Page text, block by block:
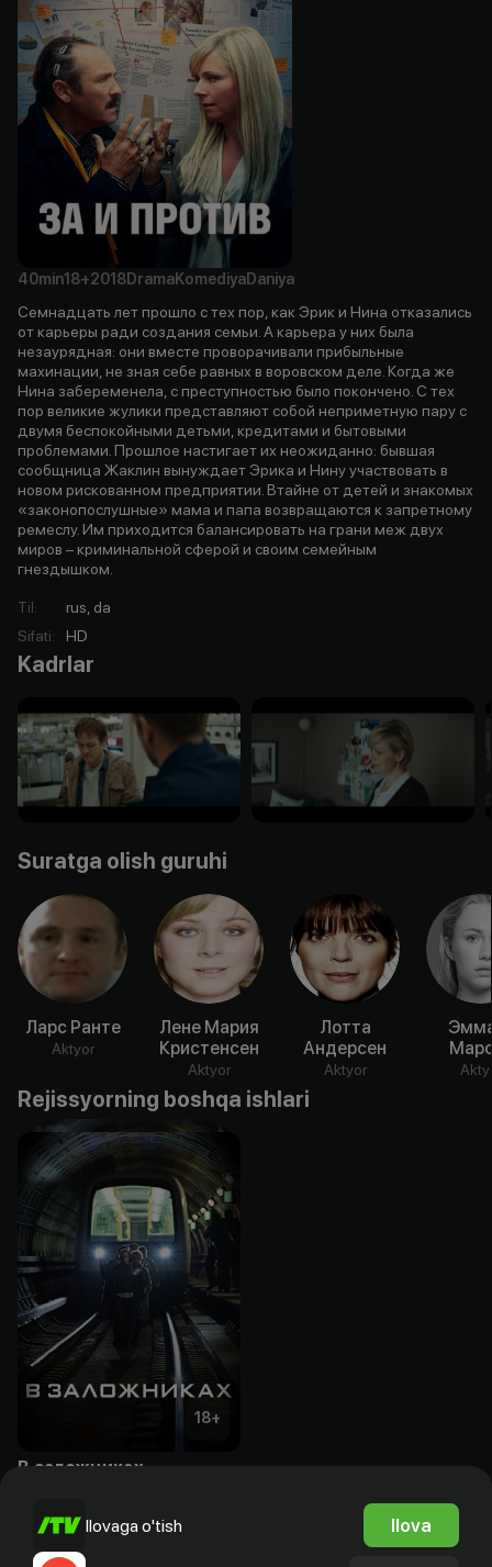
40min18+2018DramaKomediyaDaniya
Семнадцать лет прошло с тех пор, как Эрик и Нина отказались
от карьеры ради создания семьи. А карьера у них была
незаурядная: они вместе проворачивали прибыльные
махинации, не зная себе равных в воровском деле. Когда же
Нина забеременела, с преступностью было покончено. С тех
пор великие жулики представляют собой неприметную пару с
двумя беспокойными детьми, кредитами и бытовыми
проблемами. Прошлое настигает их неожиданно: бывшая
сообщница Жаклин вынуждает Эрика и Нину участвовать в
новом рискованном предприятии. Втайне от детей и знакомых
«законопослушные» мама и папа возвращаются к запретному
ремеслу. Им приходится балансировать на грани меж двух
миров – криминальной сферой и своим семейным
гнездышком.
Til:
rus, da
Sifati: HD
Kadrlar
Suratga olish guruhi
Ларс Ранте
Aktyor
Лене Мария
Кристенсен
Aktyor
Лотта
Андерсен
Aktyor
Rejissyorning boshqa ishlari
18+
В заложниках
Ilovaga o'tish Ilova